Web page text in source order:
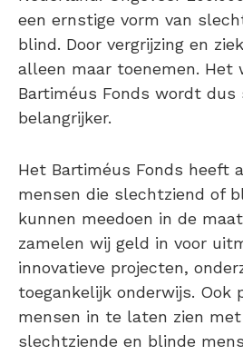
een ernstige vorm van
blind. Door vergrijzing en
alleen maar toenemen. Het
Bartiméus Fonds wordt dus
belangrijker.
Het Bartiméus Fonds heeft
mensen die slechtziend of
kunnen meedoen in de
zamelen wij geld in voor
innovatieve projecten,
toegankelijk onderwijs. Ook
mensen in te laten zien
slechtziende en blinde